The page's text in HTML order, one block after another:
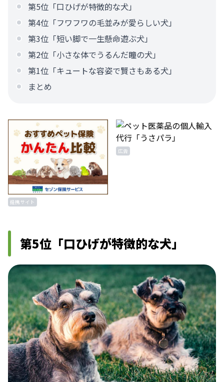
第5位「口ひげが特徴的な犬」
第4位「フワフワの毛並みが愛らしい犬」
第3位「短い脚で一生懸命遊ぶ犬」
第2位「小さな体でうるんだ瞳の犬」
第1位「キュートな容姿で賢さもある犬」
まとめ
提携サイト
広告
第5位「口ひげが特徴的な犬」